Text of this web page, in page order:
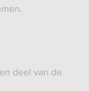
deel van de